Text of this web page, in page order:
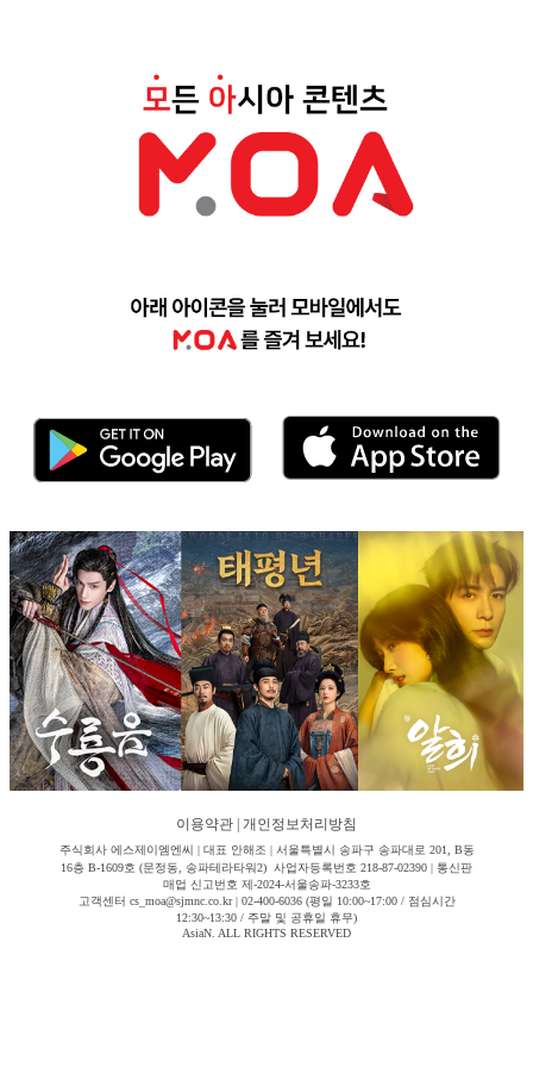
이용약관 개인정보처리방침
주식회사 에스제이엠엔씨 | 대표 안해조 | 서울특별시 송파구 송파대로 201, B동
16층 B-1609호 (문정동, 송파테라타워2) 사업자등록번호 218-87-02390 | 통신판
매업 신고번호 제-2024-서울송파-3233호
고객센터 cs_moa@sjmnc.co.kr | 02-400-6036 (평일 10:00~17:00 / 점심시간
12:30~13:30 / 주말 및 공휴일 휴무)
AsiaN. ALL RIGHTS RESERVED